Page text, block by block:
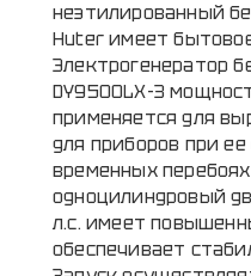
неэтилированный
Huter имеет
Электрогенератор
DY9500LX-3
применяется для
для приборов при
временных
одноцилиндровый
л.с. имеет
обеспечивает